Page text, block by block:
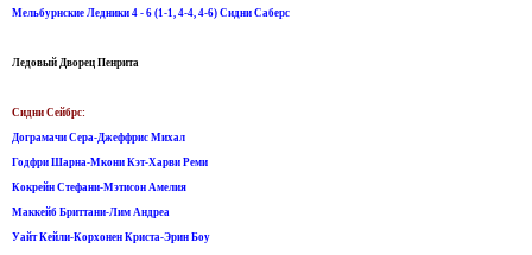
Мельбурнские Ледники 4 - 6 (1-1, 4-4, 4-6) Сидни Саберс
Ледовый Дворец Пенрита
Сидни Сейбрс:
Дограмачи Сера-Джеффрис Михал
Годфри Шарна-Мкони Кэт-Харви Реми
Кокрейн Стефани-Мэтисон Амелия
Маккейб Бриттани-Лим Андреа
Уайт Кейли-Корхонен Криста-Эрин Боу